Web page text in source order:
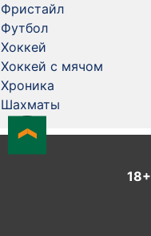
Фристайл
Футбол
Хоккей
Хоккей с мячом
Хроника
Шахматы
18+